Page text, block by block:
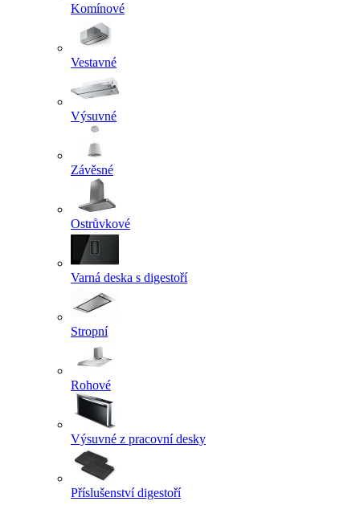
Komínové
Vestavné
Výsuvné
Závěsné
Ostrůvkové
Varná deska s digestoří
Stropní
Rohové
Výsuvné z pracovní desky
Příslušenství digestoří